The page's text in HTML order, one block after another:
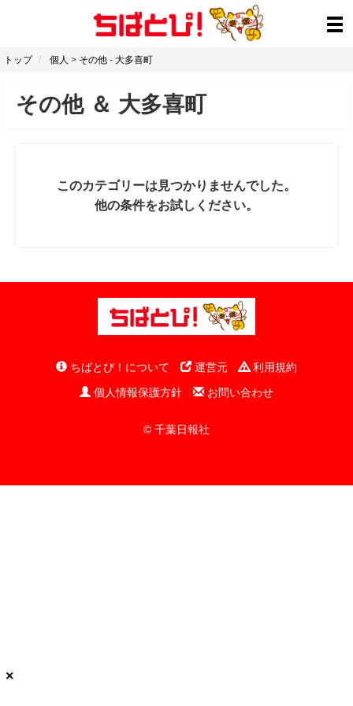
トップ 個人 > その他 - 大多喜町
その他＆ 大多喜町
このカテゴリーは見つかりませんでした。
他の条件をお試しください。
ちばとぴ！について 運営元
利用規約
個人情報保護方針
お問い合わせ
© 千葉日報社
×